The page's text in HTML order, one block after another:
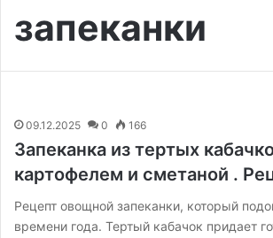
запеканки
09.12.2025 0 166
Запеканка из тертых
картофелем и сметаной .
Рецепт овощной запеканки, который
времени года. Тертый кабачок придает